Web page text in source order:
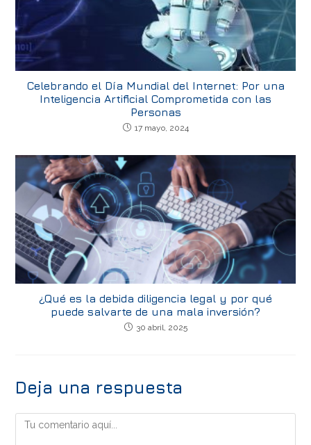
Celebrando el Día Mundial del Internet: Por una
Inteligencia Artificial Comprometida con las
Personas
17 mayo, 2024
¿Qué es la debida diligencia legal y por qué
puede salvarte de una mala inversión?
30 abril, 2025
Deja una respuesta